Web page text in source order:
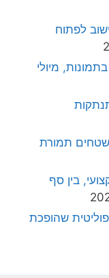
לפתוח
מיולי
תמורת
בין סף
שהופכת